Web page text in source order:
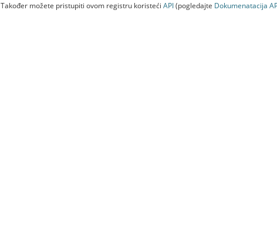
Također možete pristupiti ovom registru koristeći API(pogledajte Dokumenаtаcijа